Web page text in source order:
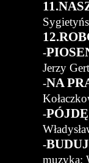
-
Jerzy Gert
-NA
-
-
muzyka: